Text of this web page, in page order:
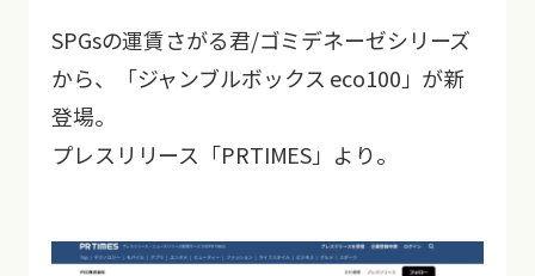
お知らせ
お問い合わせ
SPGsの運賃さがる君/ゴミデネーゼシリーズ
から、「ジャンブルボックス eco100」が新
登場。
プレスリリース「PRTIMES」より。